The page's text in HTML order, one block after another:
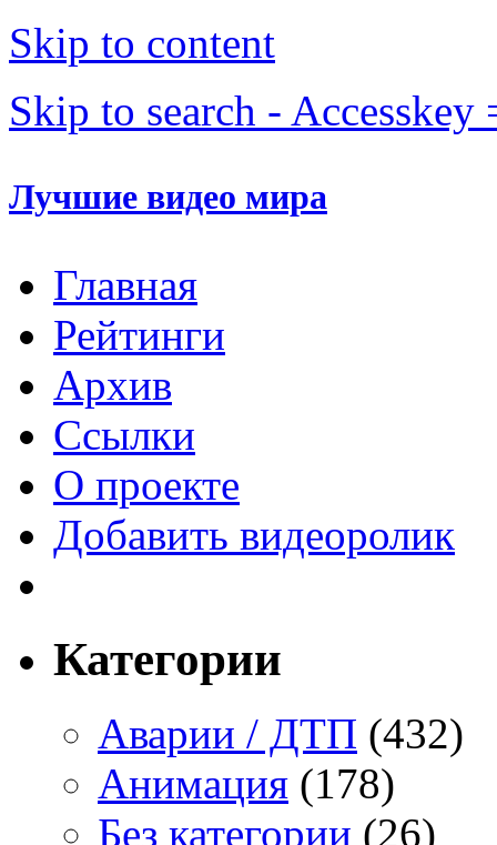
Skip to content
Skip to search - Accesskey
Лучшие видео мира
Главная
Рейтинги
Архив
Ссылки
О проекте
Добавить видеоролик
Категории
Аварии / ДТП (432)
Анимация (178)
Без категории (26)